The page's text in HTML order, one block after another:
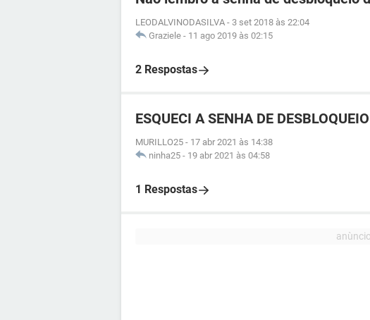
LEODALVINODASILVA - 3 set 2018 às 22:04
Graziele - 11 ago 2019 às 02:15
2 Respostas
ESQUECI A SENHA DE
MURILLO25 - 17 abr 2021 às 14:38
ninha25 - 19 abr 2021 às 04:58
1 Respostas